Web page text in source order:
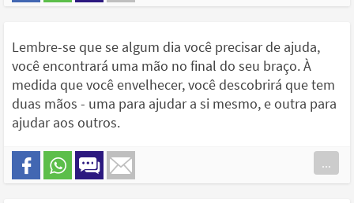
Lembre-se que se algum dia você precisar de ajuda,
você encontrará uma mão no final do seu braço. À
medida que você envelhecer, você descobrirá que tem
duas mãos - uma para ajudar a si mesmo, e outra para
ajudar aos outros.
...